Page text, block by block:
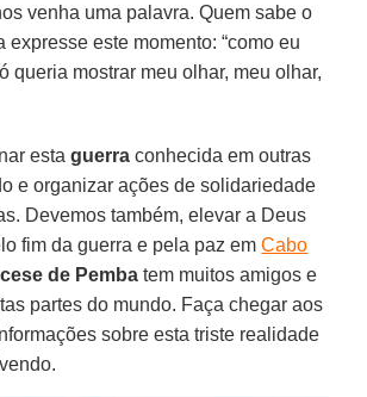
venha uma palavra. Quem sabe o
expresse este momento: “como eu
queria mostrar meu olhar, meu olhar,
estaguerra conhecida em outras
e organizar ações de solidariedade
Devemos também, elevar a Deus
fim da guerra e pela paz emCabo
de Pemba tem muitos amigos e
partes do mundo. Faça chegar aos
sobre esta triste realidade